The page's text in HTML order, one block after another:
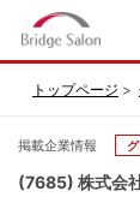
トップページ
掲載企業情報
(7685) 株式会